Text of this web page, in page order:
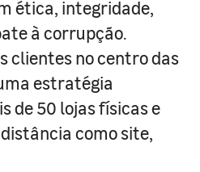
ética, integridade,
à corrupção.
clientes no centro das
estratégia
de 50 lojas físicas e
como site,